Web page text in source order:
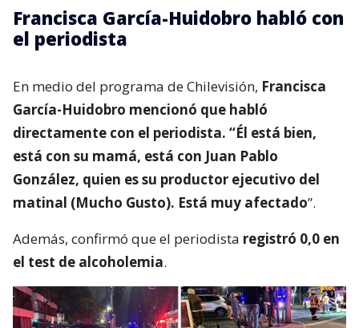
Francisca García-Huidobro habló con
el periodista
En medio del programa de Chilevisión, Francisca
García-Huidobro mencionó que habló
directamente con el periodista. “Él está bien,
está con su mamá, está con Juan Pablo
González, quien es su productor ejecutivo del
matinal (Mucho Gusto). Está muy afectado”.
Además, confirmó que el periodista registró 0,0 en
el test de alcoholemia.